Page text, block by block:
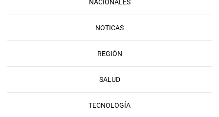
NACIONALES
NOTICAS
REGIÓN
SALUD
TECNOLOGÍA